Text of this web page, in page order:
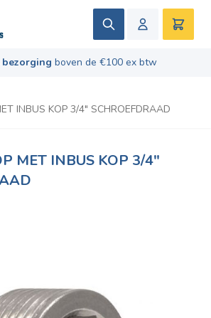
Zoek
bezorging boven de €100 ex btw
/10- Gebaseerd op 669 recensies
INBUS KOP 3/4" SCHROEFDRAAD
MET INBUS KOP 3/4"